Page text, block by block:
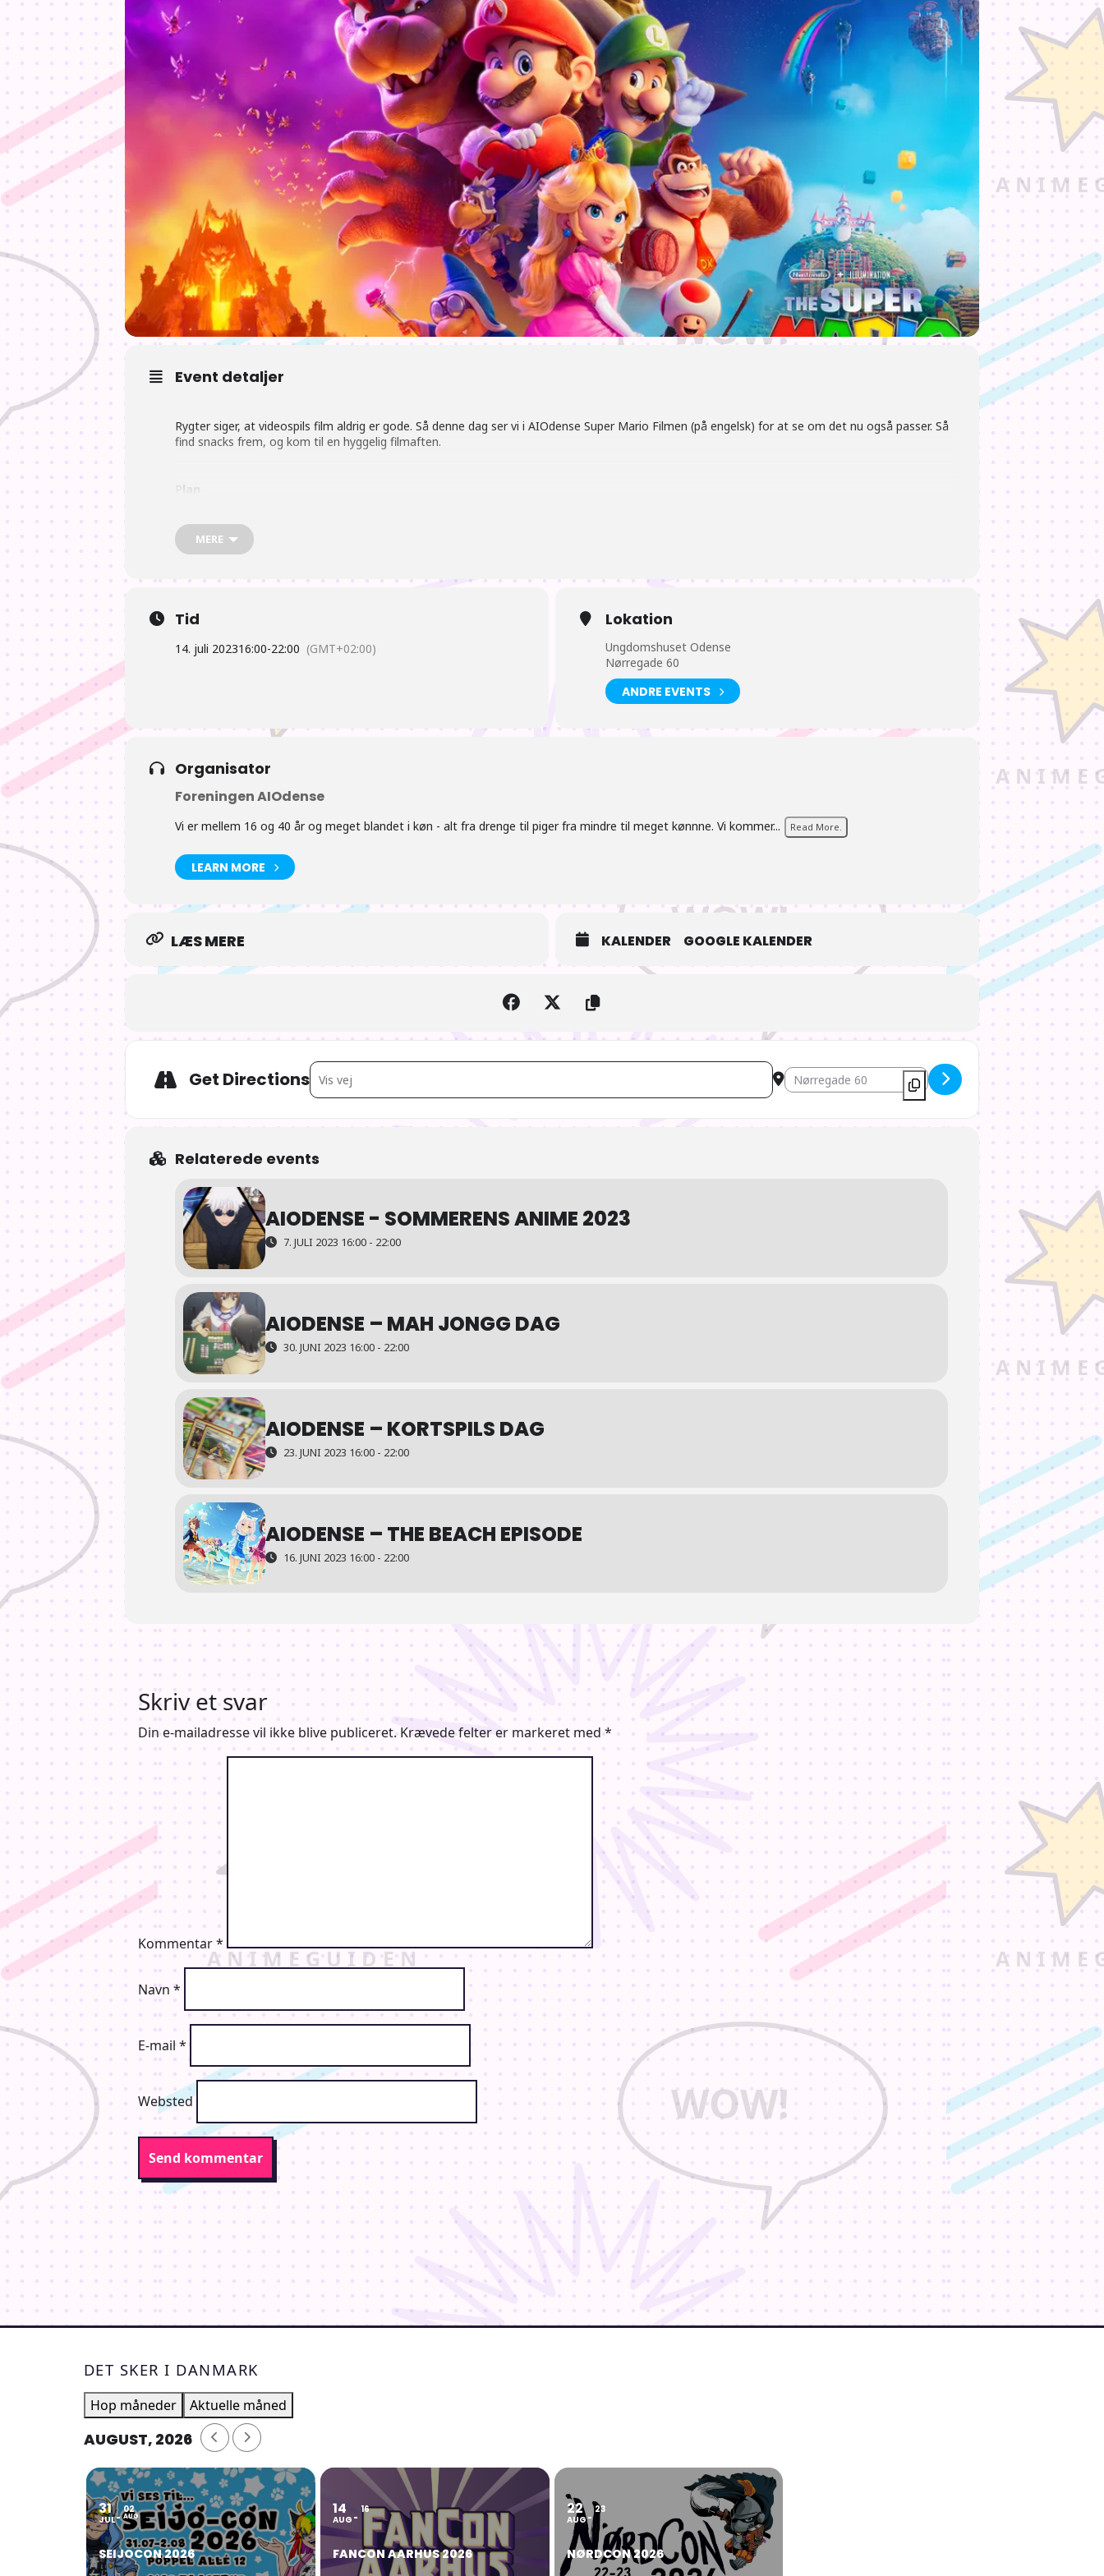
Event detaljer
Rygter siger, at videospils film aldrig er gode. Så denne dag ser vi i AIOdense Super Mario Filmen (på engelsk) for at se om det nu også passer. Så
find snacks frem, og kom til en hyggelig filmaften.
P lan
16:00 Der åbnes.
18:00 Nyheder fra Japan, med kommende animer, figurer og hvad der ellers rør sig der over.
MERE
Tid
14. juli 202316:00-22:00 (GMT+02:00)
Lokation
Ungdomshuset Odense
Nørregade 60
ANDRE EVENTS
Organisator
Foreningen AIOdense
Vi er mellem 16 og 40 år og meget blandet i køn - alt fra drenge til piger fra mindre til meget kønnne. Vi kommer... Read More.
LEARN MORE
LÆS MERE KALENDER GOOGLE KALENDER
Get DirectionsAddress - AIOdense – The Super Mario Movie [iJ2ZPuhNf] Destination Address - AIOdense – The Super Mario Movie
Relaterede events
AIODENSE - SOMMERENS ANIME 2023
7. JULI 2023 16:00 - 22:00
AIODENSE – MAH JONGG DAG
30. JUNI 2023 16:00 - 22:00
AIODENSE – KORTSPILS DAG
23. JUNI 2023 16:00 - 22:00
AIODENSE – THE BEACH EPISODE
16. JUNI 2023 16:00 - 22:00
Skriv et svar
Din e-mailadresse vil ikke blive publiceret. Krævede felter er markeret med *
Kommentar*
Navn *
E-mail *
Websted
DET SKER I DANMARK
Hop måneder Aktuelle måned
AUGUST, 2026
31
JUL
02
AUG
SEIJOCON 2026
14
AUG
16
FANCON AARHUS 2026
22
AUG
23
NØRDCON 2026